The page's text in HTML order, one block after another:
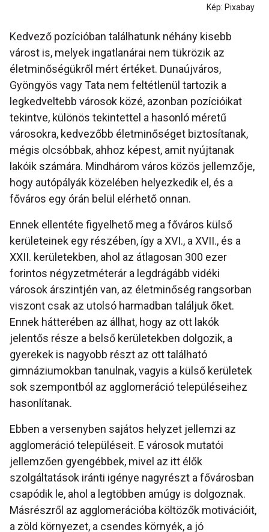
Kép: Pixabay
Kedvező pozícióban találhatunk néhány kisebb
várost is, melyek ingatlanárai nem tükrözik az
életminőségükről mért értéket. Dunaújváros,
Gyöngyös vagy Tata nem feltétlenül tartozik a
legkedveltebb városok közé, azonban pozícióikat
tekintve, különös tekintettel a hasonló méretű
városokra, kedvezőbb életminőséget biztosítanak,
mégis olcsóbbak, ahhoz képest, amit nyújtanak
lakóik számára. Mindhárom város közös jellemzője,
hogy autópályák közelében helyezkedik el, és a
főváros egy órán belül elérhető onnan.
Ennek ellentéte figyelhető meg a főváros külső
kerületeinek egy részében, így a XVI., a XVII., és a
XXII. kerületekben, ahol az átlagosan 300 ezer
forintos négyzetméterár a legdrágább vidéki
városok árszintjén van, az életminőség rangsorban
viszont csak az utolsó harmadban találjuk őket.
Ennek hátterében az állhat, hogy az ott lakók
jelentős része a belső kerületekben dolgozik, a
gyerekek is nagyobb részt az ott található
gimnáziumokban tanulnak, vagyis a külső kerületek
sok szempontból az agglomeráció településeihez
hasonlítanak.
Ebben a versenyben sajátos helyzet jellemzi az
agglomeráció településeit. E városok mutatói
jellemzően gyengébbek, mivel az itt élők
szolgáltatások iránti igénye nagyrészt a fővárosban
csapódik le, ahol a legtöbben amúgy is dolgoznak.
Másrészről az agglomerációba költözők motivációit,
a zöld környezet, a csendes környék, a jó